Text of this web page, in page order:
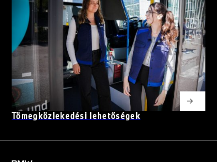
Tömegközlekedési lehetőségek